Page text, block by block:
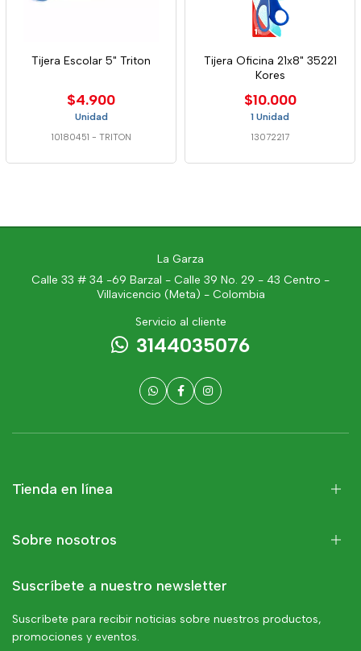
Tijera Escolar 5" Triton
$4.900
Unidad
10180451 - TRITON
Tijera Oficina 21x8" 35221
Kores
$10.000
1 Unidad
13072217
La Garza
Calle 33 # 34 -69 Barzal - Calle 39 No. 29 - 43 Centro -
Villavicencio (Meta) - Colombia
Servicio al cliente
3144035076
Tienda en línea
Sobre nosotros
Suscríbete a nuestro newsletter
Suscríbete para recibir noticias sobre nuestros productos,
promociones y eventos.